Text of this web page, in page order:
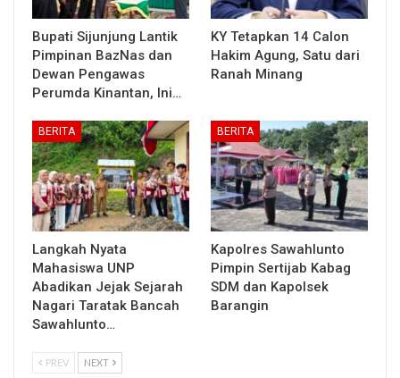
Bupati Sijunjung Lantik
Pimpinan BazNas dan
Dewan Pengawas
Perumda Kinantan, Ini…
KY Tetapkan 14 Calon
Hakim Agung, Satu dari
Ranah Minang
BERITA
Langkah Nyata
Mahasiswa UNP
Abadikan Jejak Sejarah
Nagari Taratak Bancah
Sawahlunto…
BERITA
Kapolres Sawahlunto
Pimpin Sertijab Kabag
SDM dan Kapolsek
Barangin
PREV NEXT